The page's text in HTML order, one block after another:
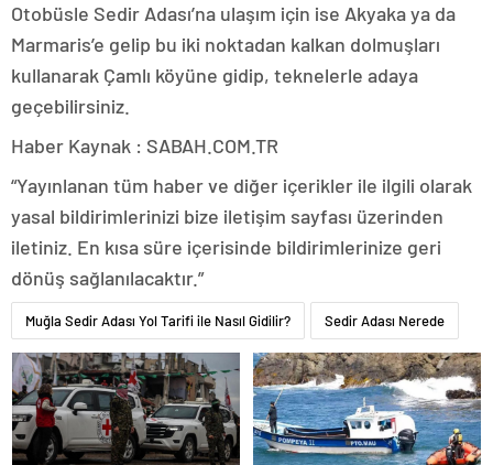
Otobüsle Sedir Adası’na ulaşım için ise Akyaka ya da
Marmaris’e gelip bu iki noktadan kalkan dolmuşları
kullanarak Çamlı köyüne gidip, teknelerle adaya
geçebilirsiniz.
Haber Kaynak : SABAH.COM.TR
“Yayınlanan tüm haber ve diğer içerikler ile ilgili olarak
yasal bildirimlerinizi bize iletişim sayfası üzerinden
iletiniz. En kısa süre içerisinde bildirimlerinize geri
dönüş sağlanılacaktır.”
Muğla Sedir Adası Yol Tarifi ile Nasıl Gidilir? Sedir Adası Nerede